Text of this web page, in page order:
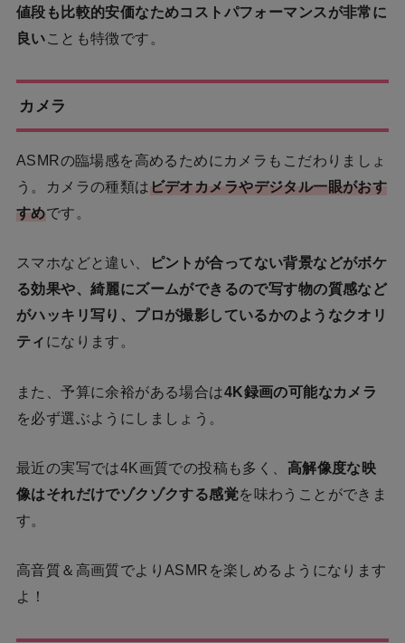
値段も比較的安価なためコストパフォーマンスが非常に
良いことも特徴です。
カメラ
ASMRの臨場感を高めるためにカメラもこだわりましょ
う。カメラの種類は ビデオカメラやデジタル一眼がおす
すめです。
スマホなどと違い、
ピントが合ってない背景などがボケ
る効果や、綺麗にズームができるので写す物の質感など
がハッキリ写り、プロが撮影しているかのようなクオリ
ティ になります。
また、予算に余裕がある場合は4K録画の可能なカメラ
を必ず選ぶようにしましょう。
最近の実写では4K画質での投稿も多く、 高解像度な映
像はそれだけでゾクゾクする感覚を味わうことができま
す。
高音質＆高画質でよりASMRを楽しめるようになります
よ！